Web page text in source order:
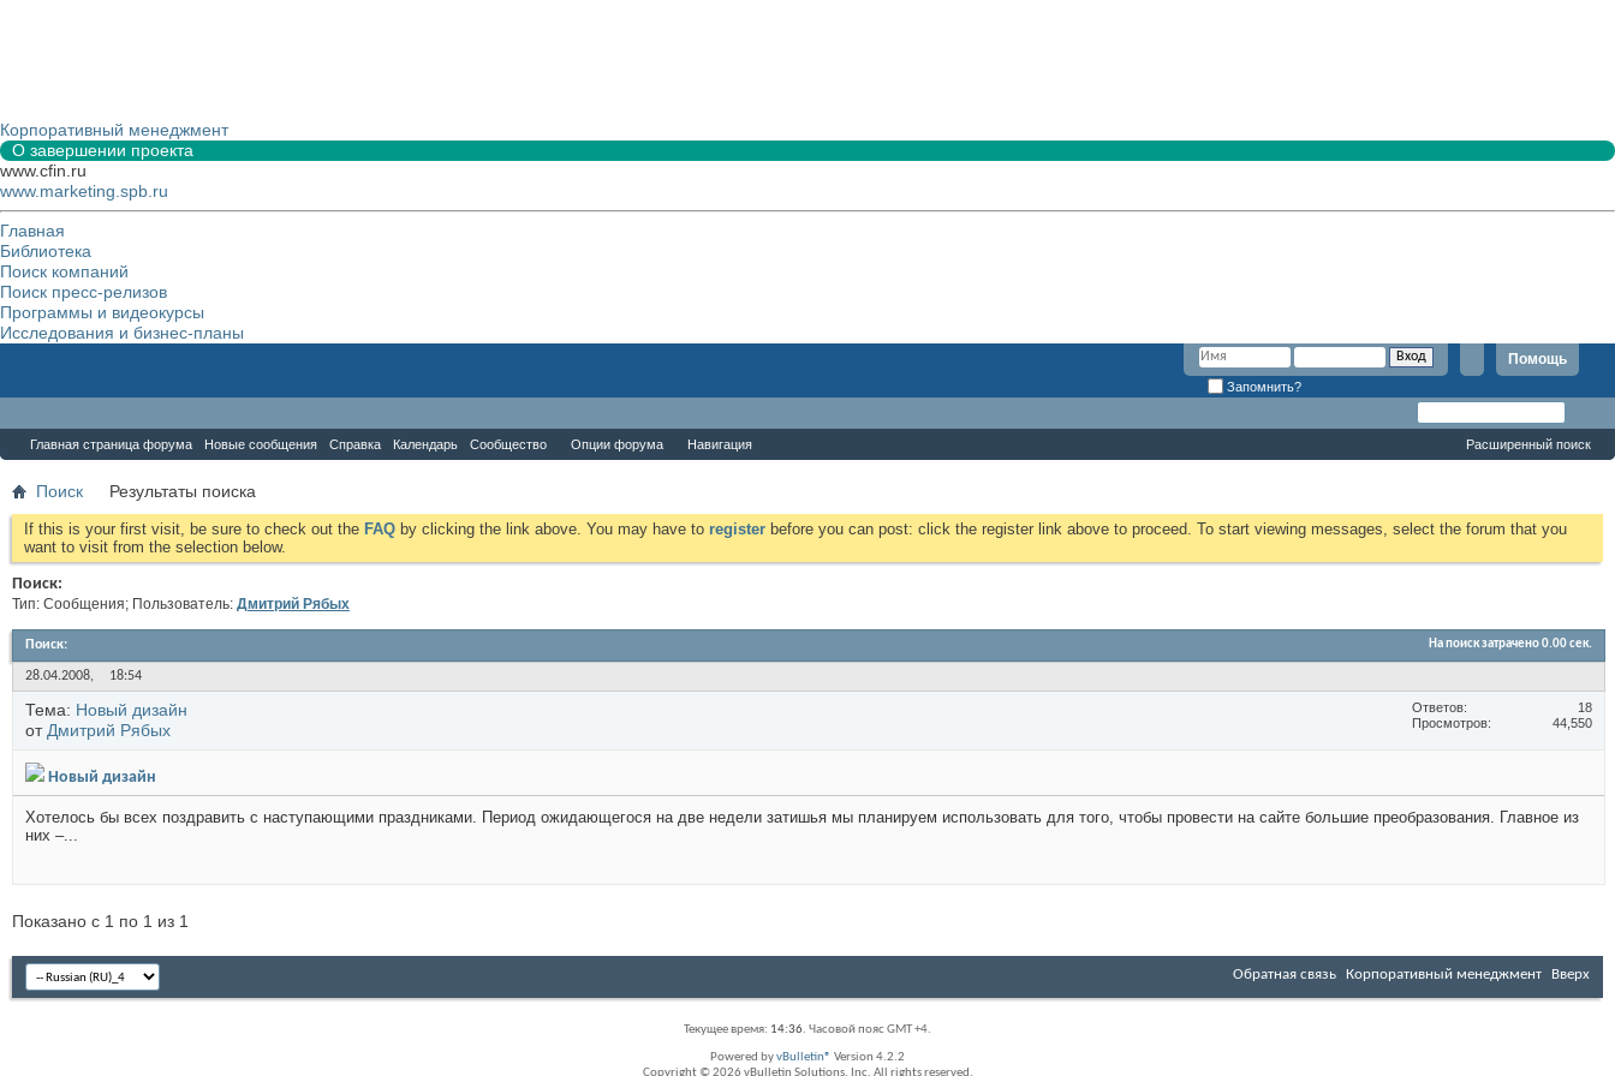
Корпоративный менеджмент
О завершении проекта
www.cfin.ru
www.marketing.spb.ru
Главная
Библиотека
Поиск компаний
Поиск пресс-релизов
Программы и видеокурсы
Исследования и бизнес-планы
Помощь
Запомнить?
Главная страница форума Новые сообщения Справка Календарь Сообщество Опции форума Навигация Расширенный поиск
Поиск Результаты поиска
If this is your first visit, be sure to check out the FAQ by clicking the link above. You may have to register before you can post: click the register link above to proceed. To start viewing messages, select the forum that you
want to visit from the selection below.
Поиск:
Тип: Сообщения; Пользователь: Дмитрий Рябых
Поиск: На поиск затрачено0.00сек.
28.04.2008, 18:54
Тема: Новый дизайн
от Дмитрий Рябых
Ответов
18
Просмотров
44,550
Новый дизайн
Хотелось бы всех поздравить с наступающими праздниками. Период ожидающегося на две недели затишья мы планируем использовать для того, чтобы провести на сайте большие преобразования. Главное из
них –...
Показано с 1 по 1 из 1
Обратная связь Корпоративный менеджмент Вверх
Текущее время: 14:36. Часовой пояс GMT +4.
Powered byvBulletin® Version 4.2.2
Copyright © 2026 vBulletin Solutions, Inc. All rights reserved.